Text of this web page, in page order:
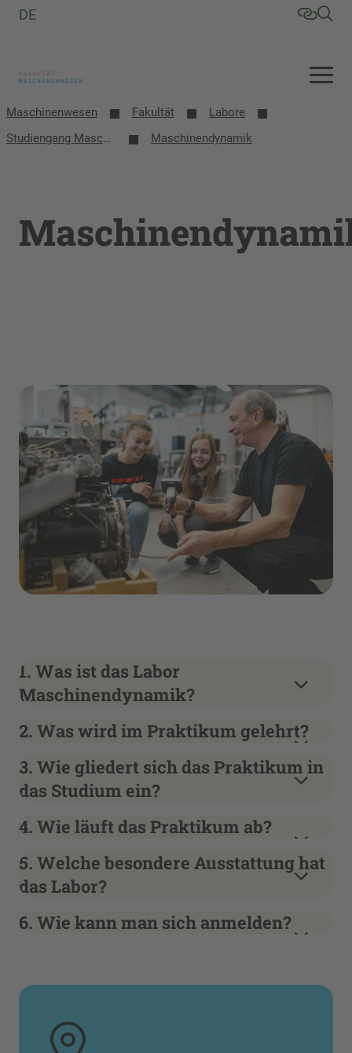
DE
Maschinenwesen Fakultät
Labore
Studiengang Maschinenbau
Maschinendynamik
1. Was ist das Labor
Maschinendynamik?
2. Was wird im Praktikum gelehrt?
3. Wie gliedert sich das Praktikum in
das Studium ein?
4. Wie läuft das Praktikum ab?
5. Welche besondere Ausstattung hat
das Labor?
6. Wie kann man sich anmelden?